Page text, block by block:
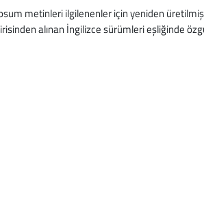
metinleri ilgilenenler için yeniden
alınan İngilizce sürümleri eşliğinde